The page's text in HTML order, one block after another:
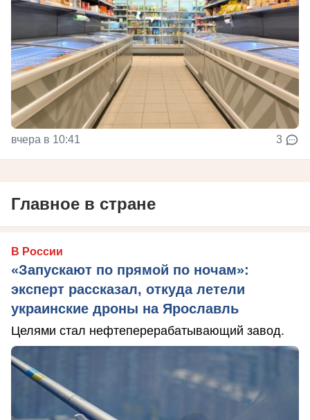
вчера в 10:41 3
Главное в стране
В России
«Запускают по прямой по ночам»:
эксперт рассказал, откуда летели
украинские дроны на Ярославль
Целями стал нефтеперерабатывающий завод.